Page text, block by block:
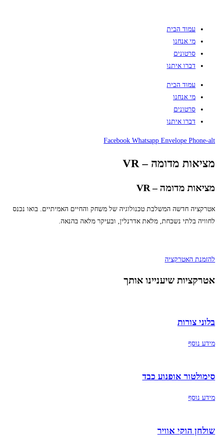
עמוד הבית
מי אנחנו
סרטונים
דברו איתנו
עמוד הבית
מי אנחנו
סרטונים
דברו איתנו
Facebook Whatsapp Envelope Phone-alt
מציאות מדומה – VR
מציאות מדומה – VR
אטרקציה חדשה המשלבת טכנולוגיה של משחק והחיים האמיתיים. בואו נכנס
לחוויה בלתי נשכחת, מלאת אדרנלין, ובעיקר מלאה בהנאה.
להזמנת האטרקציה
אטרקציות שיעניינו אותך
בלוני צורות
מידע נוסף
סימולטור אופנוע כבד
מידע נוסף
שולחן הוקי אוויר